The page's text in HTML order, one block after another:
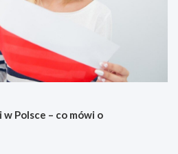
Polsce – co mówi o